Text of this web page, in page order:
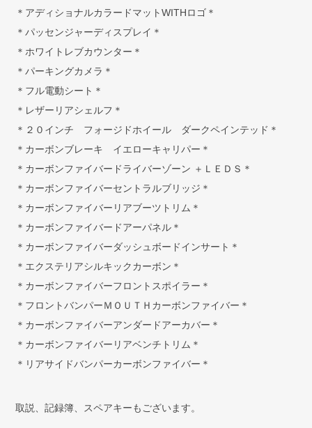
＊アディショナルカラードマットWITHロゴ＊
＊パッセンジャーディスプレイ＊
＊ホワイトレブカウンター＊
＊パーキングカメラ＊
＊フル電動シート＊
＊レザーリアシェルフ＊
＊２０インチ フォージドホイール ダークペインテッド＊
＊カーボンブレーキ イエローキャリパー＊
＊カーボンファイバードライバーゾーン ＋ＬＥＤＳ＊
＊カーボンファイバーセントラルブリッジ＊
＊カーボンファイバーリアブーツトリム＊
＊カーボンファイバードアーパネル＊
＊カーボンファイバーダッシュボードインサート＊
＊エクステリアシルキックカーボン＊
＊カーボンファイバーフロントスポイラー＊
＊フロントバンパーＭＯＵＴＨカーボンファイバー＊
＊カーボンファイバーアンダードアーカバー＊
＊カーボンファイバーリアベンチトリム＊
＊リアサイドバンパーカーボンファイバー＊
取説、記録簿、スペアキーもございます。